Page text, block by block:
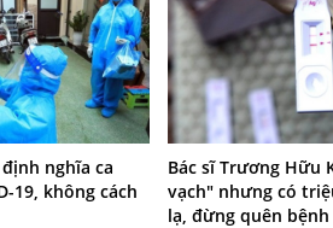
nghĩa ca
19, không cách
Bác sĩ Trương Hữu
vạch" nhưng có
lạ, đừng quên bệnh